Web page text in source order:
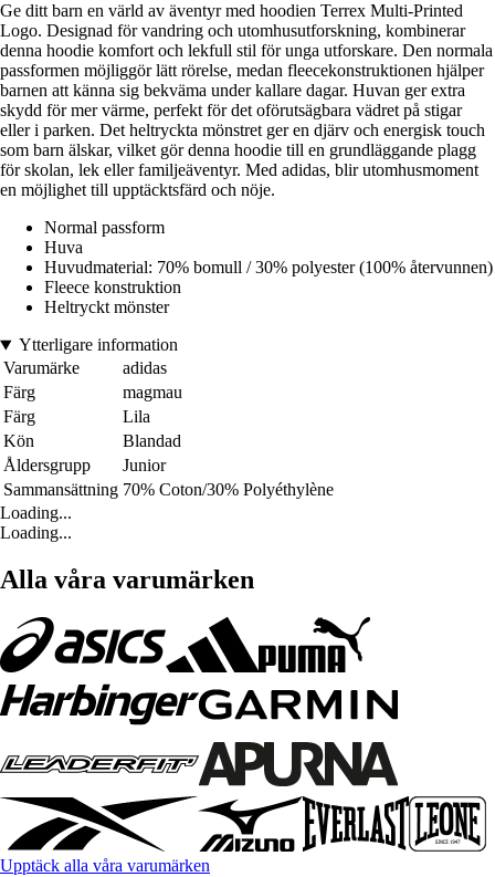
Ge ditt barn en värld av äventyr med hoodien Terrex Multi-Printed
Logo. Designad för vandring och utomhusutforskning, kombinerar
denna hoodie komfort och lekfull stil för unga utforskare. Den normala
passformen möjliggör lätt rörelse, medan fleecekonstruktionen hjälper
barnen att känna sig bekväma under kallare dagar. Huvan ger extra
skydd för mer värme, perfekt för det oförutsägbara vädret på stigar
eller i parken. Det heltryckta mönstret ger en djärv och energisk touch
som barn älskar, vilket gör denna hoodie till en grundläggande plagg
för skolan, lek eller familjeäventyr. Med adidas, blir utomhusmoment
en möjlighet till upptäcktsfärd och nöje.
Normal passform
Huva
Huvudmaterial: 70% bomull / 30% polyester (100% återvunnen)
Fleece konstruktion
Heltryckt mönster
Ytterligare information
Varumärke
adidas
Färg
magmau
Färg
Lila
Kön
Blandad
Åldersgrupp
Junior
Sammansättning 70% Coton/30% Polyéthylène
Loading...
Loading...
Alla våra varumärken
Upptäck alla våra varumärken